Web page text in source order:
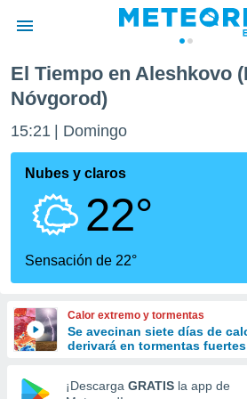
de
para
la
calidad.
a este
forma
digital
El Tiempo en Aleshkovo
Nóvgorod)
15:21 Domingo
Nubes y claros
22°
Sensación de 22°
Calor extremo y tormentas
Se avecinan siete días de
derivará en tormentas fuertes
¡Descarga GRATIS la app de